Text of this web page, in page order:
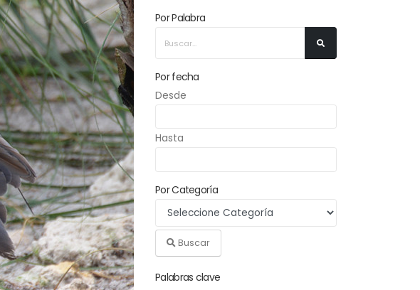
Por Palabra
Por fecha
Desde
Hasta
Por Categoría
Buscar
Palabras clave